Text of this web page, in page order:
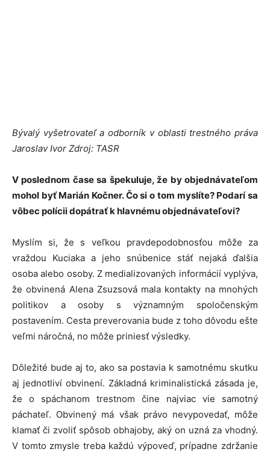
Bývalý vyšetrovateľ a odborník v oblasti trestného práva
Jaroslav Ivor Zdroj: TASR
V poslednom čase sa špekuluje, že by objednávateľom
mohol byť Marián Kočner. Čo si o tom myslíte? Podarí sa
vôbec polícii dopátrať k hlavnému objednávateľovi?
Myslím si, že s veľkou pravdepodobnosťou môže za
vraždou Kuciaka a jeho snúbenice stáť nejaká ďalšia
osoba alebo osoby. Z medializovaných informácií vyplýva,
že obvinená Alena Zsuzsová mala kontakty na mnohých
politikov a osoby s významným spoločenským
postavením. Cesta preverovania bude z toho dôvodu ešte
veľmi náročná, no môže priniesť výsledky.
Dôležité bude aj to, ako sa postavia k samotnému skutku
aj jednotliví obvinení. Základná kriminalistická zásada je,
že o spáchanom trestnom čine najviac vie samotný
páchateľ. Obvinený má však právo nevypovedať, môže
klamať či zvoliť spôsob obhajoby, aký on uzná za vhodný.
V tomto zmysle treba každú výpoveď, prípadne zdržanie